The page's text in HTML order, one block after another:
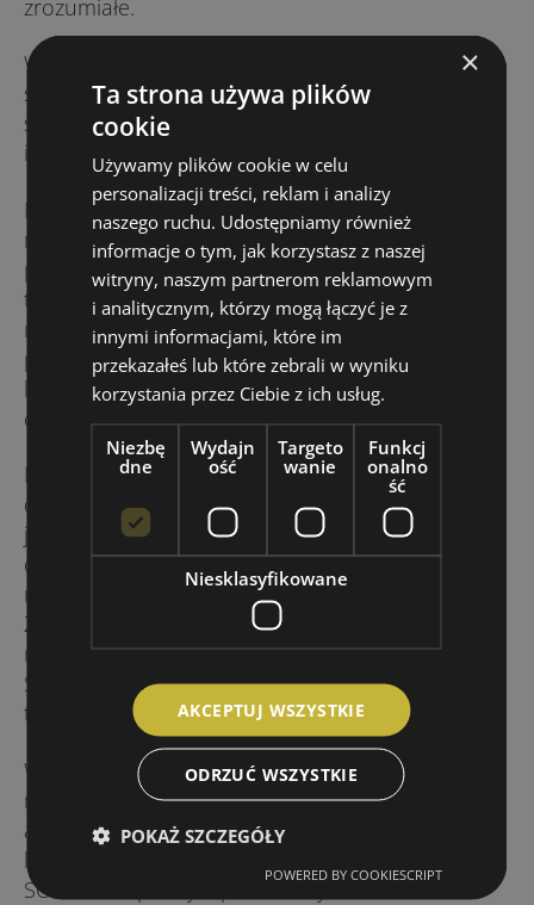
zrozumiałe.
Wychodząc naprzeciw naszym studentom,
staramy się uczyć bez niepotrzebnych szkolnych
skojarzeń. Dlatego stworzyliśmy autorski
intensywny kurs angielskiego – „Full intensity”.
Mamy swój sposób na gramatykę angielską. Nikt
nie każe Ci robić notatek, ani kupować
podręczników, zadanie domowe pojawia się
tylko na życzenie ucznia, powtórki materiału
robimy wspólnie. Nie odpytujemy, nie stresujemy,
pomagamy w nauce. Wszystko dzieje się podczas
lekcji, po zajęciach możesz zająć się tym czym
chcesz.
My, dorośli zazwyczaj naprawdę bierzemy się
do roboty dopiero wtedy, kiedy pojawia się
językowa sytuacja bez wyjścia: awans, zagraniczna
delegacja, przemówienie lub prezentacja
na forum publicznym, rozmowa o pracę, etc.
Zazwyczaj towarzyszy im panika typu „nie dam
rady”, co, rzecz jasna, jeszcze bardziej nasila stres.
Stres zaś blokuje jeszcze bardziej, wiec bardzo
trudno nam złapać kontrolę nad sytuacją.
W takim przypadku dobrze jest postawić
na bardziej skoncentrowaną naukę języka
angielskiego. Wybierz intensywny kurs językowy,
który zajmie Ci tylko kilka dni, i w tym czasie
SOLIDNIE opanuj zaplanowany materiał.
×
Ta strona używa plików
cookie
Używamy plików cookie w celu
personalizacji treści, reklam i analizy
naszego ruchu. Udostępniamy również
informacje o tym, jak korzystasz z naszej
witryny, naszym partnerom reklamowym
i analitycznym, którzy mogą łączyć je z
innymi informacjami, które im
przekazałeś lub które zebrali w wyniku
korzystania przez Ciebie z ich usług.
Niezbę
dne
Wydajn
ość
Targeto
wanie
Funkcj
onalno
ść
Niesklasyfikowane
AKCEPTUJ WSZYSTKIE
ODRZUĆ WSZYSTKIE
POKAŻ SZCZEGÓŁY
POWERED BY COOKIESCRIPT